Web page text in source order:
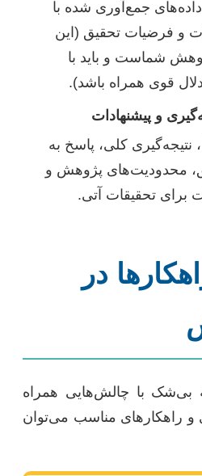
داده‌های جمع‌آوری شده با
و فرضیات تحقیق (این
شماست و باید با
قوی همراه باشد).
و پیشنهادات
نتیجه‌گیری کلی، پاسخ به
محدودیت‌های پژوهش و
برای تحقیقات آتی.
در
بی‌شک با چالش‌هایی همراه
و راهکارهای مناسب می‌توان